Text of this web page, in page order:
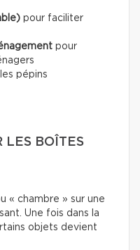
pour faciliter
pour
pépins
LES BOÎTES
« chambre » sur une
Une fois dans la
objets devient